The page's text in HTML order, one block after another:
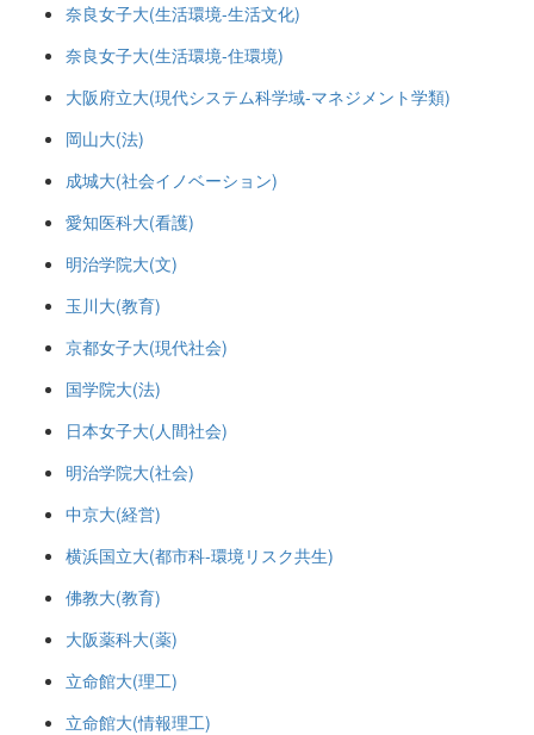
奈良女子大(生活環境-生活文化)
奈良女子大(生活環境-住環境)
大阪府立大(現代システム科学域-マネジメント学類)
岡山大(法)
成城大(社会イノベーション)
愛知医科大(看護)
明治学院大(文)
玉川大(教育)
京都女子大(現代社会)
国学院大(法)
日本女子大(人間社会)
明治学院大(社会)
中京大(経営)
横浜国立大(都市科-環境リスク共生)
佛教大(教育)
大阪薬科大(薬)
立命館大(理工)
立命館大(情報理工)